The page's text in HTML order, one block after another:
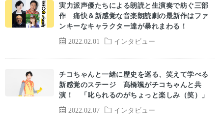
2022.02.01 インタビュー
実力派声優たちによる朗読と生演奏で紡ぐ三部
作 痛快＆新感覚な音楽朗読劇の最新作はファ
ンキーなキャラクター達が暴れまわる！
2022.02.07 インタビュー
チコちゃんと一緒に歴史を巡る、笑えて学べる
新感覚のステージ 髙橋颯がチコちゃんと共
演！ 「叱られるのがちょっと楽しみ（笑）」